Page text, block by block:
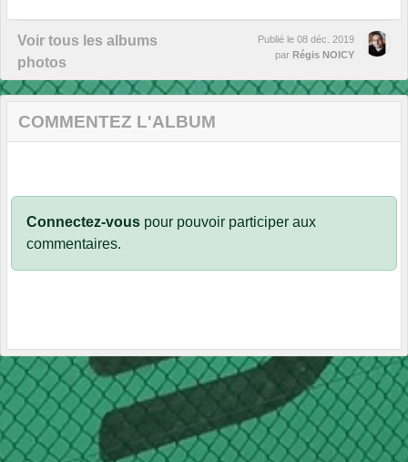
Voir tous les albums
photos
Publié le 08 déc. 2019
par Régis NOICY
COMMENTEZ L'ALBUM
Connectez-vous pour pouvoir participer aux
commentaires.